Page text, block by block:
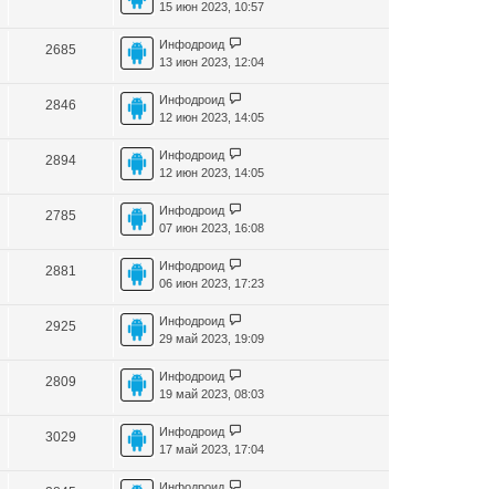
15 июн 2023, 10:57
2685
Инфодроид
13 июн 2023, 12:04
2846
Инфодроид
12 июн 2023, 14:05
2894
Инфодроид
12 июн 2023, 14:05
2785
Инфодроид
07 июн 2023, 16:08
2881
Инфодроид
06 июн 2023, 17:23
2925
Инфодроид
29 май 2023, 19:09
2809
Инфодроид
19 май 2023, 08:03
3029
Инфодроид
17 май 2023, 17:04